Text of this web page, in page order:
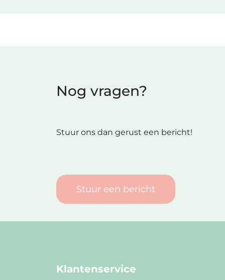
Nog vragen?
Stuur ons dan gerust een bericht!
Stuur een bericht
Klantenservice